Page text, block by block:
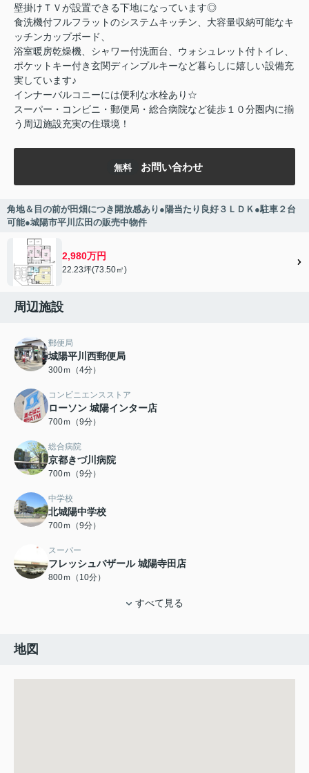
壁掛けＴＶが設置できる下地になっています◎
食洗機付フルフラットのシステムキッチン、大容量収納可能なキ
ッチンカップボード、
浴室暖房乾燥機、シャワー付洗面台、ウォシュレット付トイレ、
ポケットキー付き玄関ディンプルキーなど暮らしに嬉しい設備充
実しています♪
インナーバルコニーには便利な水栓あり☆
スーパー・コンビニ・郵便局・総合病院など徒歩１０分圏内に揃
う周辺施設充実の住環境！
無料 お問い合わせ
角地＆目の前が田畑につき開放感あり●陽当たり良好３ＬＤＫ●駐車２台
可能●城陽市平川広田の販売中物件
2,980万円
22.23坪(73.50㎡)
周辺施設
郵便局
城陽平川西郵便局
300ｍ（4分）
コンビニエンスストア
ローソン 城陽インター店
700ｍ（9分）
総合病院
京都きづ川病院
700ｍ（9分）
中学校
北城陽中学校
700ｍ（9分）
スーパー
フレッシュバザール 城陽寺田店
800ｍ（10分）
すべて見る
地図